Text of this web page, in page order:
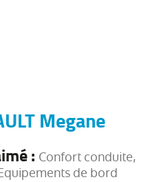
Megane
: Confort conduite,
de bord